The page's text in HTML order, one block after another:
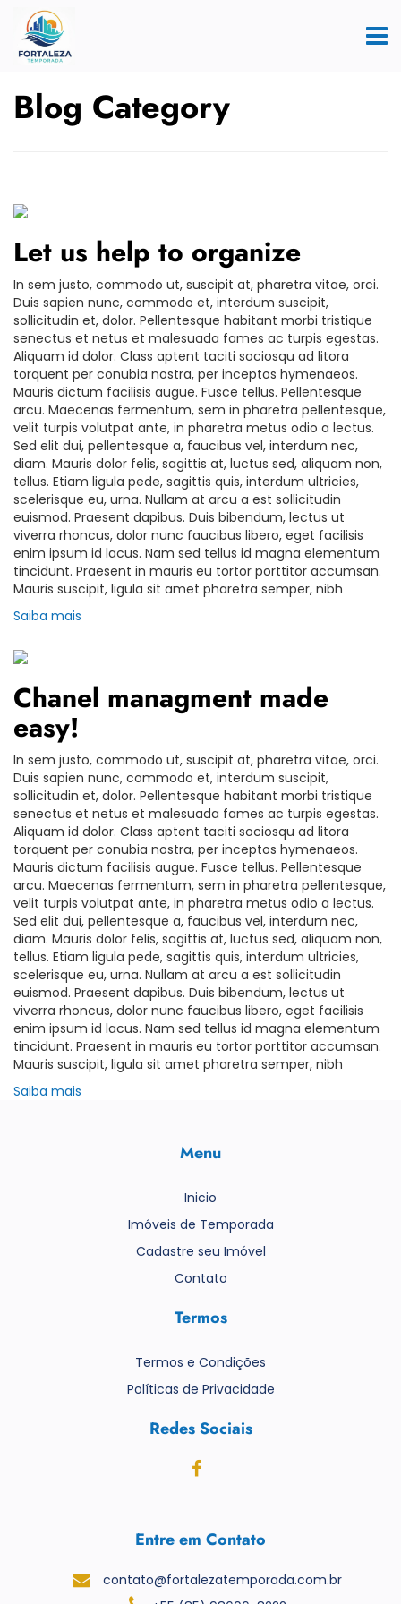
Blog Category
Let us help to organize
In sem justo, commodo ut, suscipit at, pharetra vitae, orci.
Duis sapien nunc, commodo et, interdum suscipit,
sollicitudin et, dolor. Pellentesque habitant morbi tristique
senectus et netus et malesuada fames ac turpis egestas.
Aliquam id dolor. Class aptent taciti sociosqu ad litora
torquent per conubia nostra, per inceptos hymenaeos.
Mauris dictum facilisis augue. Fusce tellus. Pellentesque
arcu. Maecenas fermentum, sem in pharetra pellentesque,
velit turpis volutpat ante, in pharetra metus odio a lectus.
Sed elit dui, pellentesque a, faucibus vel, interdum nec,
diam. Mauris dolor felis, sagittis at, luctus sed, aliquam non,
tellus. Etiam ligula pede, sagittis quis, interdum ultricies,
scelerisque eu, urna. Nullam at arcu a est sollicitudin
euismod. Praesent dapibus. Duis bibendum, lectus ut
viverra rhoncus, dolor nunc faucibus libero, eget facilisis
enim ipsum id lacus. Nam sed tellus id magna elementum
tincidunt. Praesent in mauris eu tortor porttitor accumsan.
Mauris suscipit, ligula sit amet pharetra semper, nibh
Saiba mais
Chanel managment made
easy!
In sem justo, commodo ut, suscipit at, pharetra vitae, orci.
Duis sapien nunc, commodo et, interdum suscipit,
sollicitudin et, dolor. Pellentesque habitant morbi tristique
senectus et netus et malesuada fames ac turpis egestas.
Aliquam id dolor. Class aptent taciti sociosqu ad litora
torquent per conubia nostra, per inceptos hymenaeos.
Mauris dictum facilisis augue. Fusce tellus. Pellentesque
arcu. Maecenas fermentum, sem in pharetra pellentesque,
velit turpis volutpat ante, in pharetra metus odio a lectus.
Sed elit dui, pellentesque a, faucibus vel, interdum nec,
diam. Mauris dolor felis, sagittis at, luctus sed, aliquam non,
tellus. Etiam ligula pede, sagittis quis, interdum ultricies,
scelerisque eu, urna. Nullam at arcu a est sollicitudin
euismod. Praesent dapibus. Duis bibendum, lectus ut
viverra rhoncus, dolor nunc faucibus libero, eget facilisis
enim ipsum id lacus. Nam sed tellus id magna elementum
tincidunt. Praesent in mauris eu tortor porttitor accumsan.
Mauris suscipit, ligula sit amet pharetra semper, nibh
Saiba mais
Menu
Inicio
Imóveis de Temporada
Cadastre seu Imóvel
Contato
Termos
Termos e Condições
Políticas de Privacidade
Redes Sociais
Entre em Contato
contato@fortalezatemporada.com.br